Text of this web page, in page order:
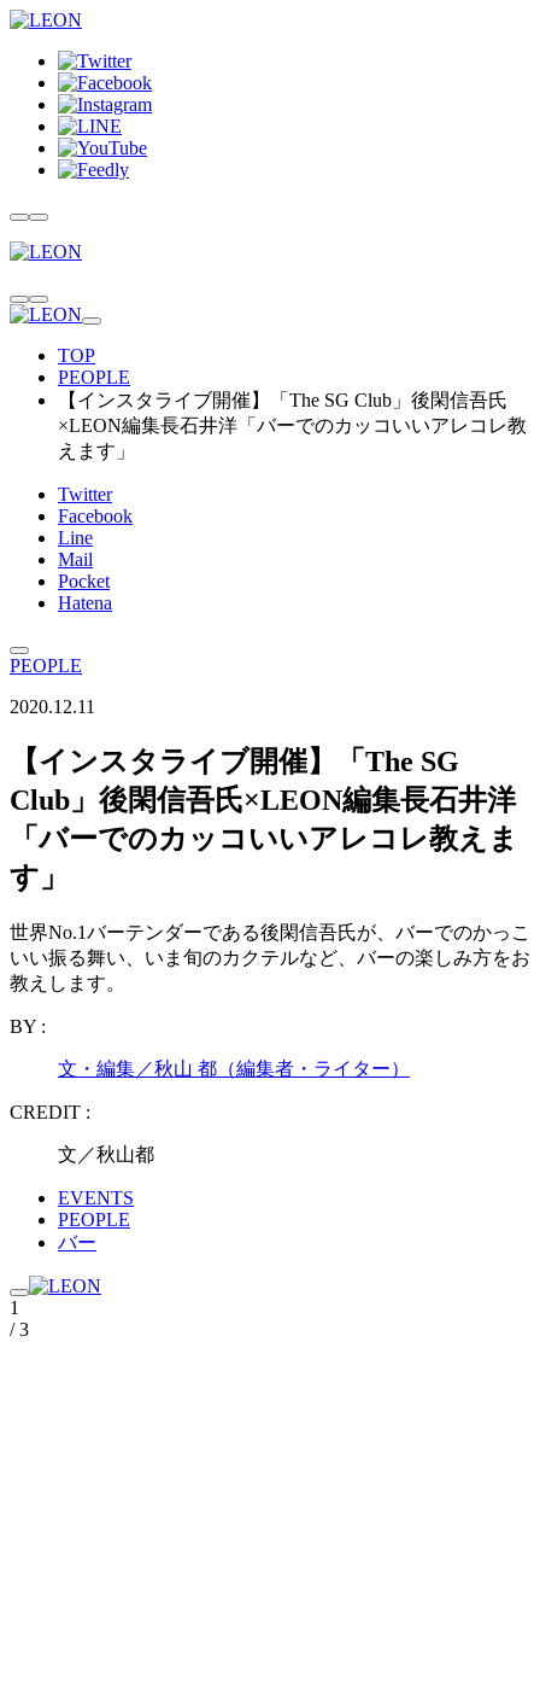
TOP
PEOPLE
【インスタライブ開催】「The SG Club」後閑信吾氏
×LEON編集長石井洋「バーでのカッコいいアレコレ教
えます」
Twitter
Facebook
Line
Mail
Pocket
Hatena
PEOPLE
2020.12.11
【インスタライブ開催】「The SG
Club」後閑信吾氏×LEON編集長石井洋
「バーでのカッコいいアレコレ教えま
す」
世界No.1バーテンダーである後閑信吾氏が、バーでのかっこ
いい振る舞い、いま旬のカクテルなど、バーの楽しみ方をお
教えします。
BY :
文・編集／秋山 都（編集者・ライター）
CREDIT :
文／秋山都
EVENTS
PEOPLE
バー
1
/ 3